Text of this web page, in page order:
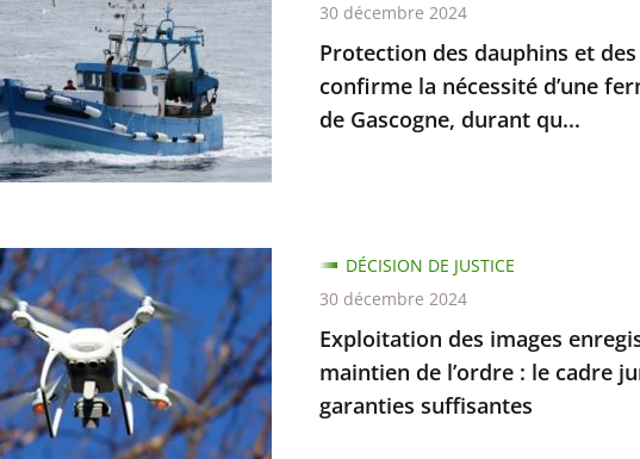
Protection des dauphins et
confirme la nécessité d’une
de Gascogne, durant qu...
30 décembre 2024
Exploitation des images
maintien de l’ordre : le cadre
garanties suffisantes
DÉCISION DE JUSTICE
30 décembre 2024